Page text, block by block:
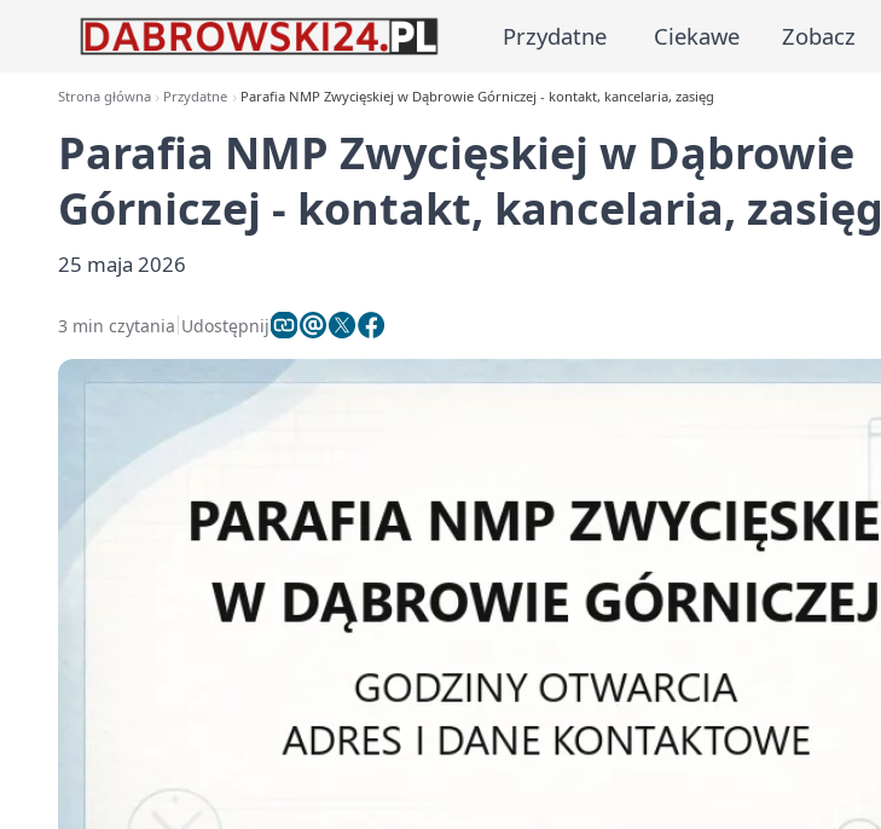
Przydatne Ciekawe Zobacz
Strona główna Przydatne Parafia NMP Zwycięskiej w Dąbrowie Górniczej - kontakt, kancelaria, zasięg
Parafia NMP Zwycięskiej w Dąbrowie
Górniczej - kontakt, kancelaria, zasięg
25 maja 2026
3 min czytania Udostępnij